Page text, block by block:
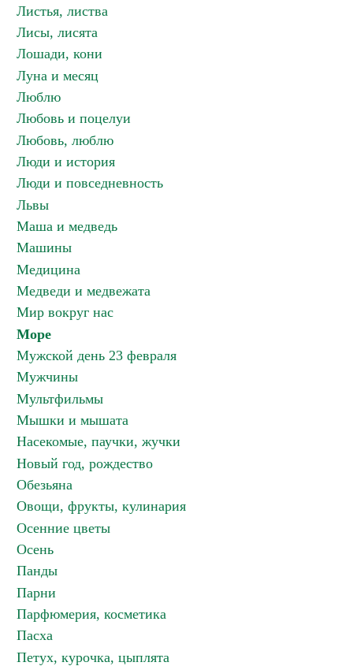
Листья, листва
Лисы, лисята
Лошади, кони
Луна и месяц
Люблю
Любовь и поцелуи
Любовь, люблю
Люди и история
Люди и повседневность
Львы
Маша и медведь
Машины
Медицина
Медведи и медвежата
Мир вокруг нас
Море
Мужской день 23 февраля
Мужчины
Мультфильмы
Мышки и мышата
Насекомые, паучки, жучки
Новый год, рождество
Обезьяна
Овощи, фрукты, кулинария
Осенние цветы
Осень
Панды
Парни
Парфюмерия, косметика
Пасха
Петух, курочка, цыплята